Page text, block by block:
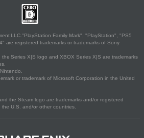
LLC."PlayStation Family Mark", "PlayStation", "PS5
are registered trademarks or trademarks of Sony
Series X|S logo and XBOX Series X|S are trademarks
or trademark of Microsoft Corporation in the United
the Steam logo are trademarks and/or registered
U.S. and/or other countries.